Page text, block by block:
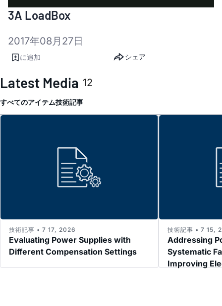
3A LoadBox
2017年08月27日
に追加 シェア
Latest Media 12
すべてのアイテム技術記事
Evaluating Power Supplies with
Different Compensation Settings
技術記事 • 7 17, 2026
Addressing
Systematic
Improving
技術記事 • 7 15,